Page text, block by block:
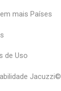
mais Países
de Uso
Jacuzzi©